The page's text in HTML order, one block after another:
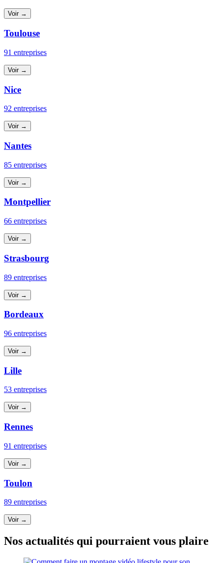
Voir →
Toulouse
91 entreprises
Voir →
Nice
92 entreprises
Voir →
Nantes
85 entreprises
Voir →
Montpellier
66 entreprises
Voir →
Strasbourg
89 entreprises
Voir →
Bordeaux
96 entreprises
Voir →
Lille
53 entreprises
Voir →
Rennes
91 entreprises
Voir →
Toulon
89 entreprises
Voir →
Nos actualités qui pourraient vous plaire